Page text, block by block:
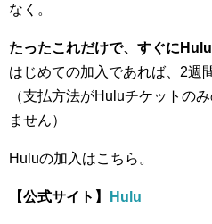
なく。
たったこれだけで、すぐにHulu
はじめての加入であれば、2週
（支払方法がHuluチケットの
ません）
Huluの加入はこちら。
【公式サイト】 Hulu